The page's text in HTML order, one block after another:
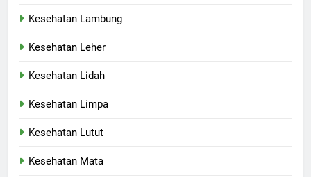
Kesehatan Lambung
Kesehatan Leher
Kesehatan Lidah
Kesehatan Limpa
Kesehatan Lutut
Kesehatan Mata